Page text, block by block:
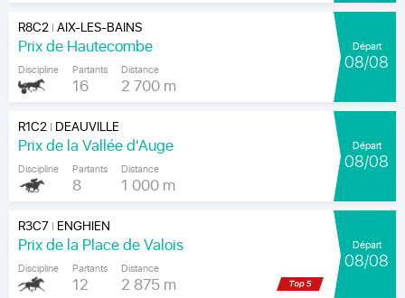
R8C2|AIX-LES-BAINS
Prix de Hautecombe
Discipline Partants
16
Distance
2 700 m
Départ
08/08
R1C2| DEAUVILLE
Prix de la Vallée d'Auge
Discipline Partants
8
Distance
1 000 m
Départ
08/08
R3C7 | ENGHIEN
Prix de la Place de Valois
Discipline Partants
12
Distance
2 875 m
Départ
08/08